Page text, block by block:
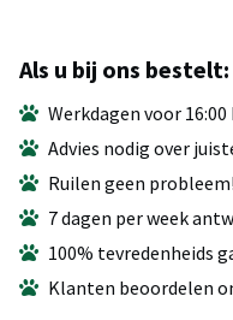
Als u bij ons bestelt:
Werkdagen voor
Advies nodig over
Ruilen geen probleem!
7 dagen per week
100% tevredenheids
Klanten beoordelen